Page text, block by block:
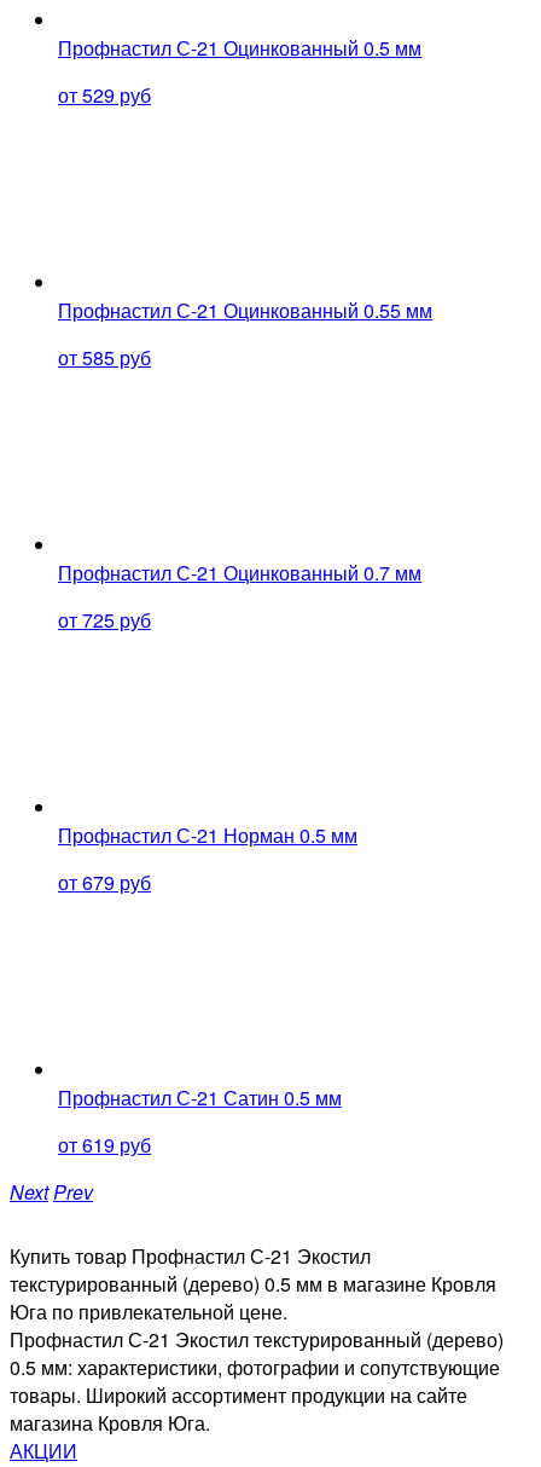
Профнастил С-21 Оцинкованный 0.5 мм
от 529 руб
Профнастил С-21 Оцинкованный 0.55 мм
от 585 руб
Профнастил С-21 Оцинкованный 0.7 мм
от 725 руб
Профнастил С-21 Норман 0.5 мм
от 679 руб
Профнастил С-21 Сатин 0.5 мм
от 619 руб
NextPrev
Купить товар Профнастил С-21 Экостил
текстурированный (дерево) 0.5 мм в магазине Кровля
Юга по привлекательной цене.
Профнастил С-21 Экостил текстурированный (дерево)
0.5 мм: характеристики, фотографии и сопутствующие
товары. Широкий ассортимент продукции на сайте
магазина Кровля Юга.
АКЦИИ